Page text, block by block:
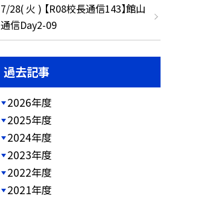
7/28( 火 ) 【R08校長通信143】館山
通信Day2-09
過去記事
2026年度
2025年度
2024年度
2023年度
2022年度
2021年度